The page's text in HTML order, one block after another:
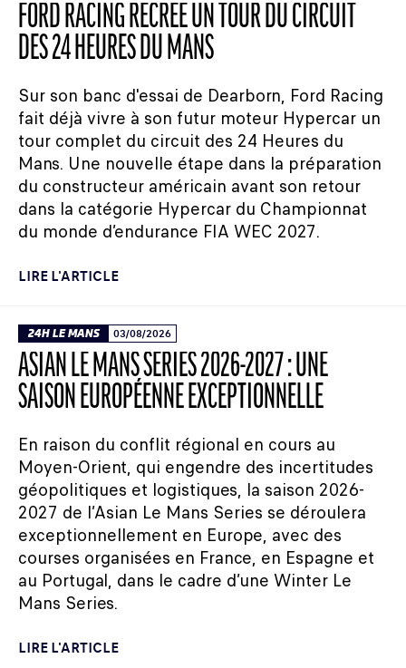
FORD RACING RECRÉE UN TOUR DU CIRCUIT
DES 24 HEURES DU MANS
Sur son banc d'essai de Dearborn, Ford Racing
fait déjà vivre à son futur moteur Hypercar un
tour complet du circuit des 24 Heures du
Mans. Une nouvelle étape dans la préparation
du constructeur américain avant son retour
dans la catégorie Hypercar du Championnat
du monde d’endurance FIA WEC 2027.
LIRE L'ARTICLE
24H LE MANS 03/08/2026
ASIAN LE MANS SERIES 2026-2027 : UNE
SAISON EUROPÉENNE EXCEPTIONNELLE
En raison du conflit régional en cours au
Moyen-Orient, qui engendre des incertitudes
géopolitiques et logistiques, la saison 2026-
2027 de l’Asian Le Mans Series se déroulera
exceptionnellement en Europe, avec des
courses organisées en France, en Espagne et
au Portugal, dans le cadre d’une Winter Le
Mans Series.
LIRE L'ARTICLE